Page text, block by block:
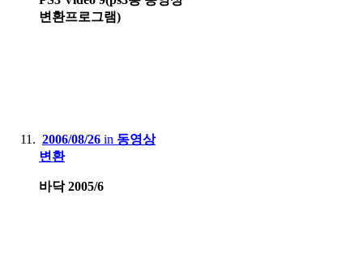
변환프로그램)
2006/08/26 in 동영상
변환
바닥 2005/6